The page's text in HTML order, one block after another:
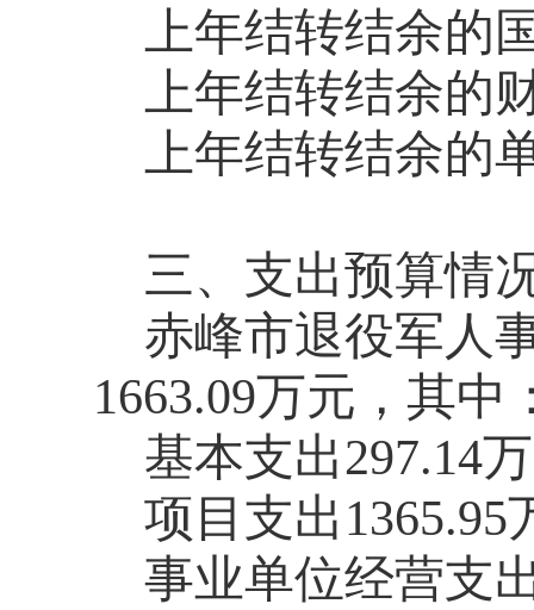
上年结转结余的
上年结转结余的
上年结转结余的
三、支出预算情
赤峰市退役军人
1663.09万元，其中
基本支出297.14
项目支出1365.95
事业单位经营支